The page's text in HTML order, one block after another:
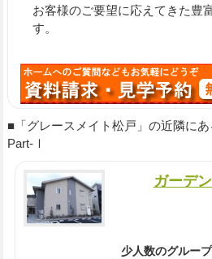
お客様のご要望に応えてきた豊
す。
■「グレースメイト松戸」の近隣に
Part-Ⅰ
ガーデ
少人数のグルー